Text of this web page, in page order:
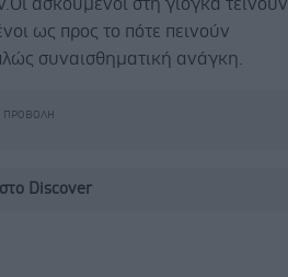
ασκούμενοι στη γιόγκα τείνουν
ως προς το πότε πεινούν
συναισθηματική ανάγκη.
Discover